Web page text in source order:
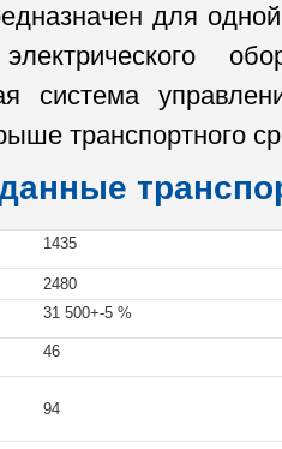
для
система
транспортного
1435
2480
31 500+-5 %
46
94